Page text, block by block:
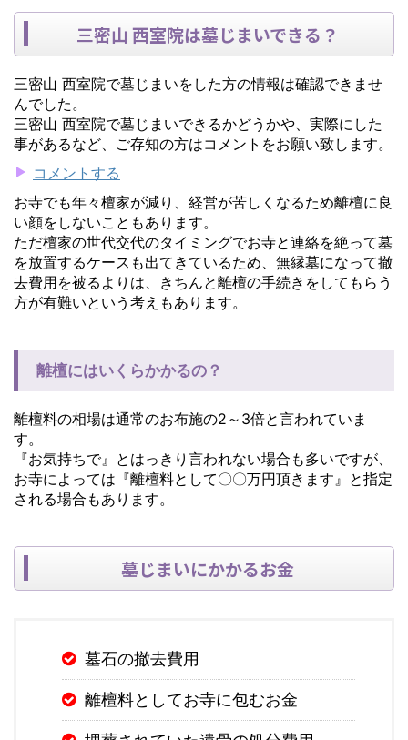
三密山 西室院は墓じまいできる？
三密山 西室院で墓じまいをした方の情報は確認できませ
んでした。
三密山 西室院で墓じまいできるかどうかや、実際にした
事があるなど、ご存知の方はコメントをお願い致します。
コメントする
お寺でも年々檀家が減り、経営が苦しくなるため離檀に良
い顔をしないこともあります。
ただ檀家の世代交代のタイミングでお寺と連絡を絶って墓
を放置するケースも出てきているため、無縁墓になって撤
去費用を被るよりは、きちんと離檀の手続きをしてもらう
方が有難いという考えもあります。
離檀にはいくらかかるの？
離檀料の相場は通常のお布施の2～3倍と言われていま
す。
『お気持ちで』とはっきり言われない場合も多いですが、
お寺によっては『離檀料として〇〇万円頂きます』と指定
される場合もあります。
墓じまいにかかるお金
墓石の撤去費用
離檀料としてお寺に包むお金